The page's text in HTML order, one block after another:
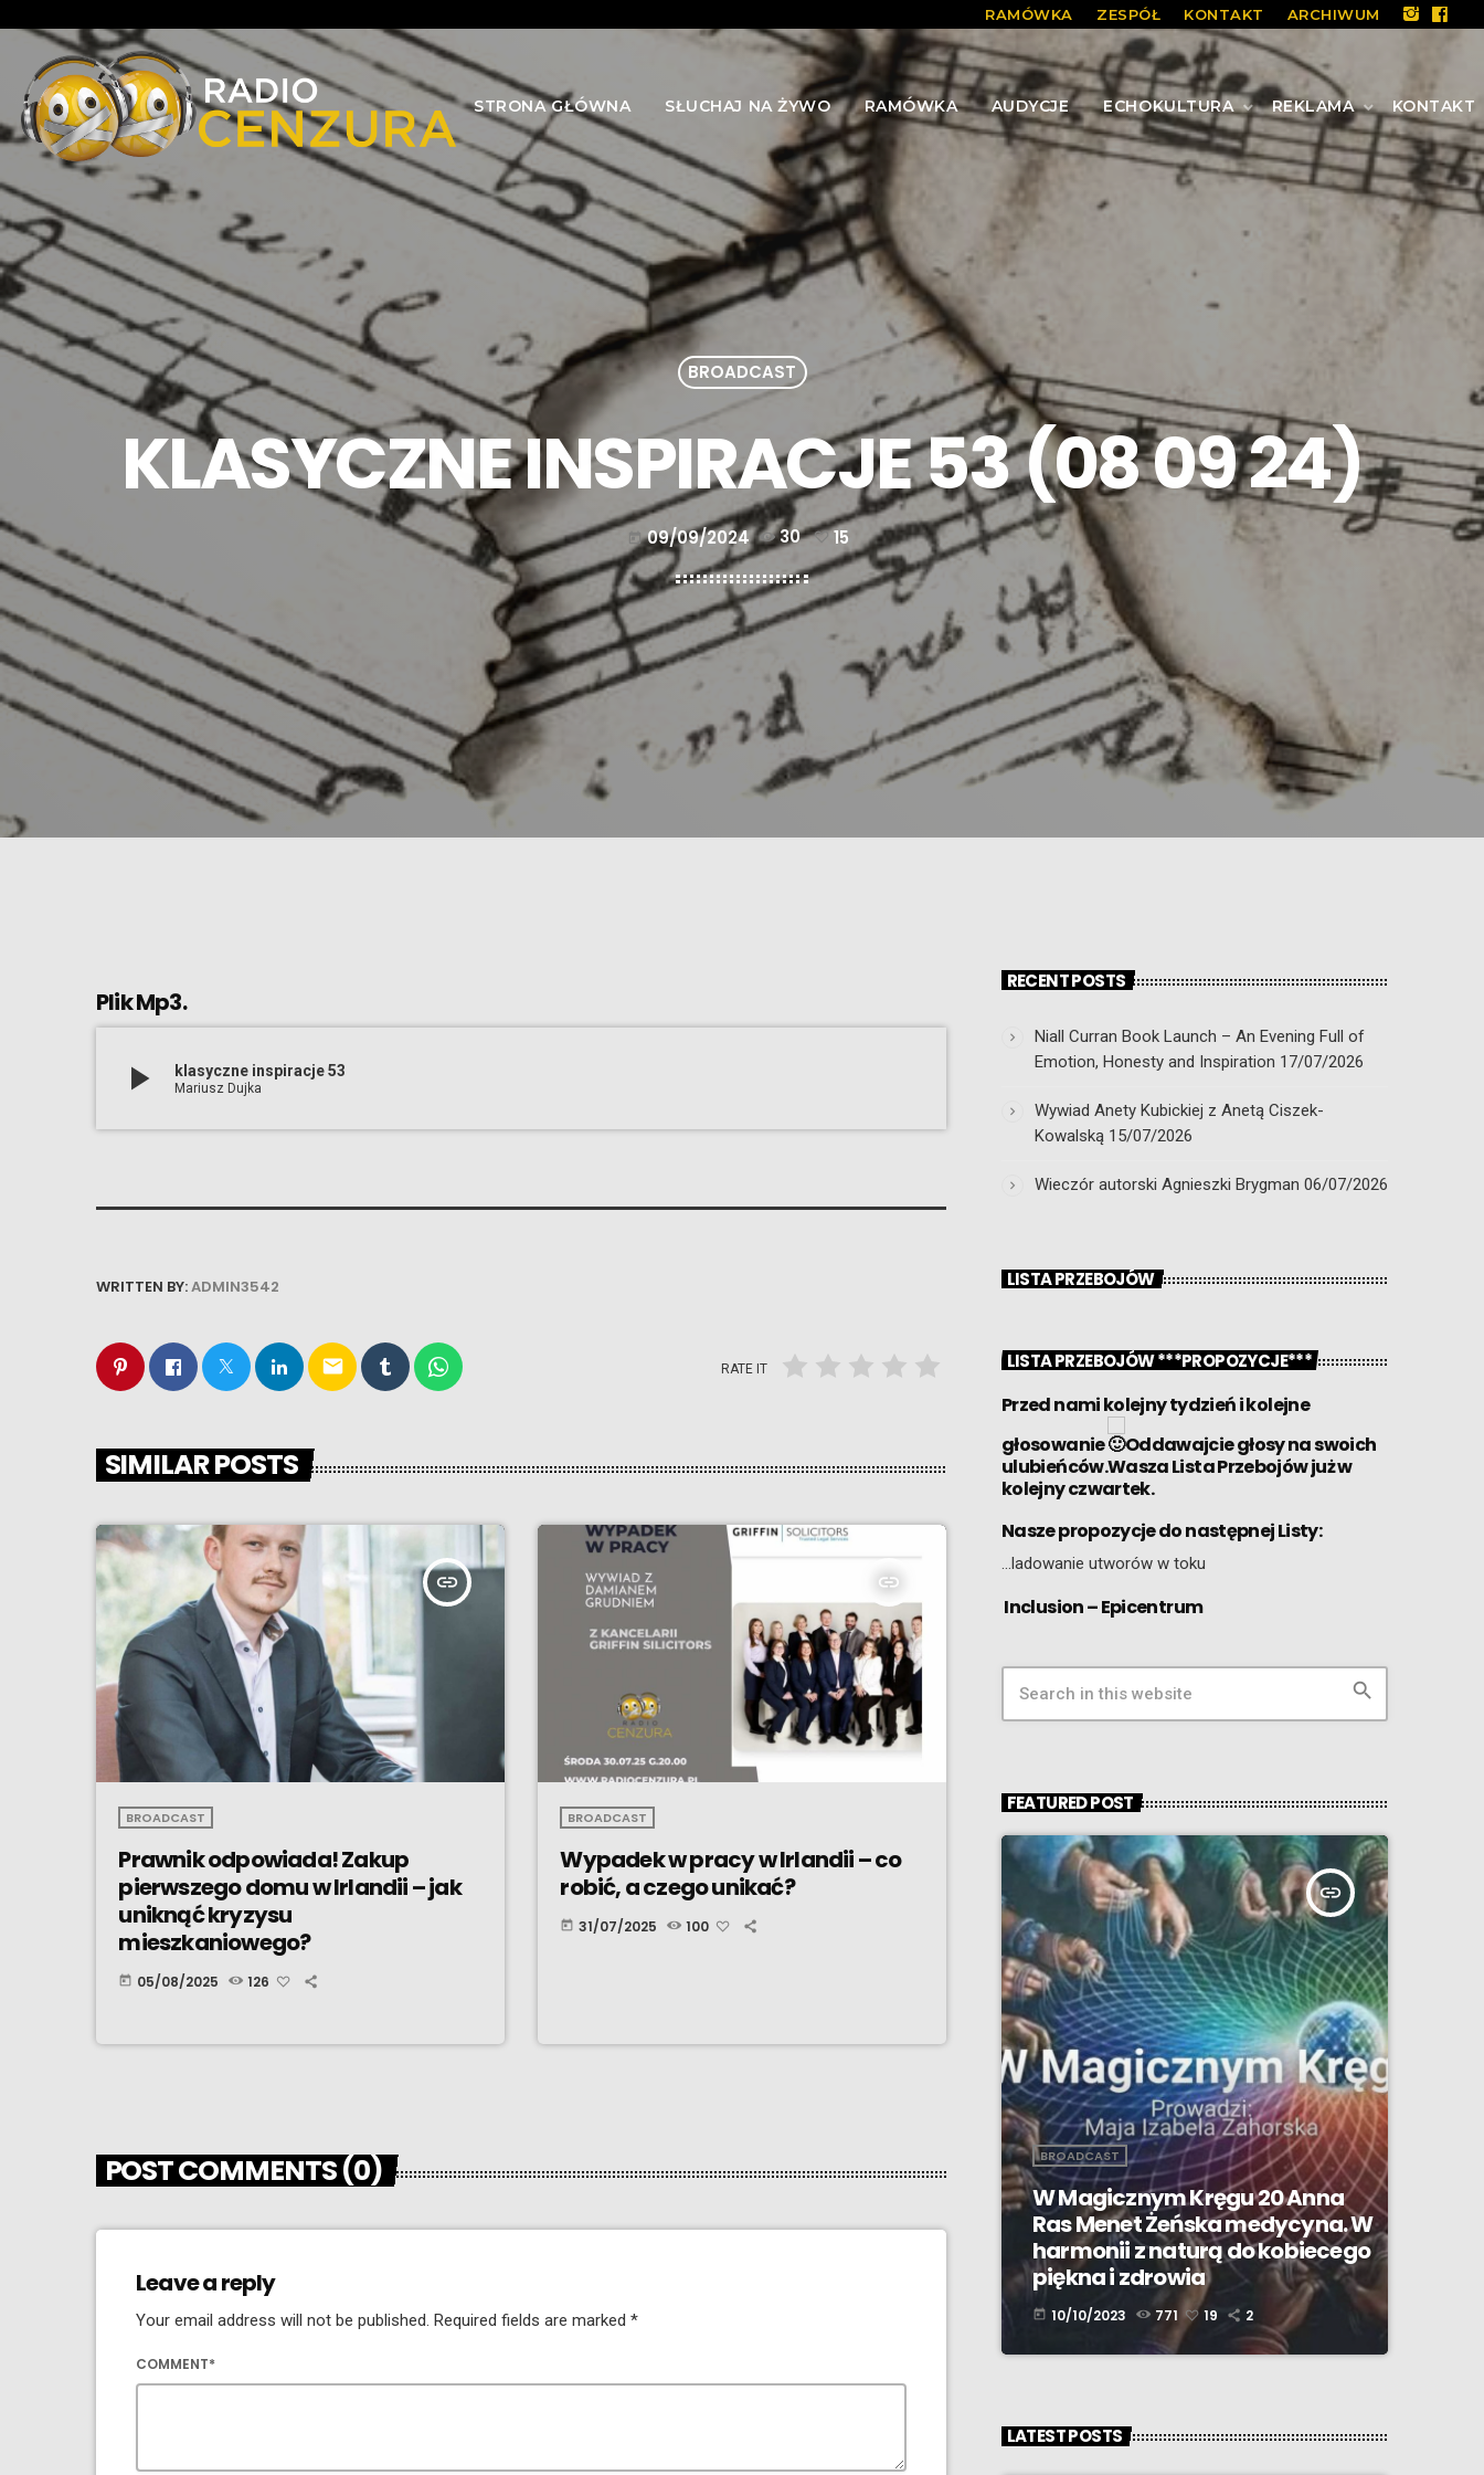
RAMÓWKA ZESPÓŁ KONTAKT ARCHIWUM
STRONA GŁÓWNA SŁUCHAJ NA ŻYWO RAMÓWKA AUDYCJE ECHOKULTURA REKLAMA KONTAKT
BROADCAST
KLASYCZNE INSPIRACJE 53 (08 09 24)
today 09/09/2024 30 15
Plik Mp3.
play_arrow klasyczne inspiracje 53
Mariusz Dujka
WRITTEN BY:ADMIN3542
email RATE IT
SIMILAR POSTS
insert_link
BROADCAST
Prawnik odpowiada! Zakup
pierwszego domu w Irlandii – jak
uniknąć kryzysu
mieszkaniowego?
today 05/08/2025 126
insert_link
BROADCAST
Wypadek w pracy w Irlandii – co
robić, a czego unikać?
today 31/07/2025 100
POST COMMENTS (0)
Leave a reply
Your email address will not be published. Required fields are marked *
COMMENT*
RECENT POSTS
Niall Curran Book Launch – An Evening Full of
Emotion, Honesty and Inspiration 17/07/2026
Wywiad Anety Kubickiej z Anetą Ciszek-
Kowalską 15/07/2026
Wieczór autorski Agnieszki Brygman 06/07/2026
LISTA PRZEBOJÓW
LISTA PRZEBOJÓW ***PROPOZYCJE***
Przed nami kolejny tydzień i kolejne
głosowanie
Oddawajcie głosy na swoich
ulubieńców.Wasza Lista Przebojów już w
kolejny czwartek.
Nasze propozycje do następnej Listy:
…ladowanie utworów w toku
Inclusion – Epicentrum
search
FEATURED POST
insert_link
BROADCAST
W Magicznym Kręgu 20 Anna
Ras Menet Żeńska medycyna. W
harmonii z naturą do kobiecego
piękna i zdrowia
today 10/10/2023 771 19 2
LATEST POSTS